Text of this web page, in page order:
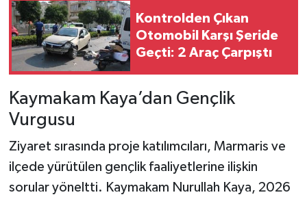
Kontrolden Çıkan
Otomobil Karşı Şeride
Geçti: 2 Araç Çarpıştı
Kaymakam Kaya’dan Gençlik
Vurgusu
Ziyaret sırasında proje katılımcıları, Marmaris ve
ilçede yürütülen gençlik faaliyetlerine ilişkin
sorular yöneltti. Kaymakam Nurullah Kaya, 2026